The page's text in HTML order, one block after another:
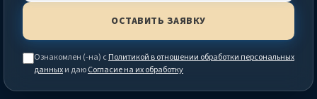
Ознакомлен (-на) сПолитикой в отношении обработки персональных
данныхи даюСогласие на их обработку